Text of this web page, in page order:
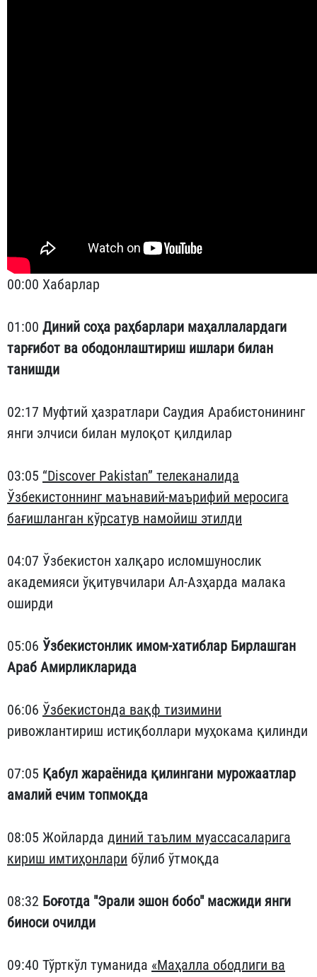
00:00 Хабарлар
01:00 Диний соҳа раҳбарлари маҳаллалардаги
тарғибот ва ободонлаштириш ишлари билан
танишди
02:17 Муфтий ҳазратлари Саудия Арабистонининг
янги элчиси билан мулоқот қилдилар
03:05 “Discover Pakistan” телеканалида
Ўзбекистоннинг маънавий-маърифий меросига
бағишланган кўрсатув намойиш этилди
04:07 Ўзбекистон халқаро исломшунослик
академияси ўқитувчилари Ал-Азҳарда малака
оширди
05:06 Ўзбекистонлик имом-хатиблар Бирлашган
Араб Амирликларида
06:06 Ўзбекистонда вақф тизимини
ривожлантириш истиқболлари муҳокама қилинди
07:05 Қабул жараёнида қилингани мурожаатлар
амалий ечим топмоқда
08:05 Жойларда диний таълим муассасаларига
кириш имтиҳонлари бўлиб ўтмоқда
08:32 Боғотда "Эрали эшон бобо" масжиди янги
биноси очилди
09:40 Тўрткўл туманида «Маҳалла ободлиги ва